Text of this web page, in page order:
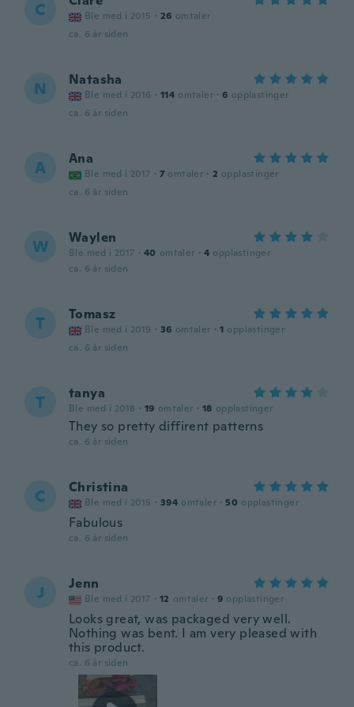
C Ble med i 2015 · 26 omtaler
ca. 6 år siden
N Natasha
Ble med i 2016 · 114 omtaler · 6 opplastinger
ca. 6 år siden
A Ana
Ble med i 2017 · 7 omtaler · 2 opplastinger
ca. 6 år siden
W Waylen
Ble med i 2017 · 40 omtaler · 4 opplastinger
ca. 6 år siden
T Tomasz
Ble med i 2019 · 36 omtaler · 1 opplastinger
ca. 6 år siden
T tanya
Ble med i 2018 · 19 omtaler · 18 opplastinger
They so pretty diffirent patterns
ca. 6 år siden
C Christina
Ble med i 2015 · 394 omtaler · 50 opplastinger
Fabulous
ca. 6 år siden
J Jenn
Ble med i 2017 · 12 omtaler · 9 opplastinger
Looks great, was packaged very well.
Nothing was bent. I am very pleased with
this product.
ca. 6 år siden